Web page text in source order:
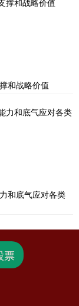
和战略价值
和底气应对各类
票